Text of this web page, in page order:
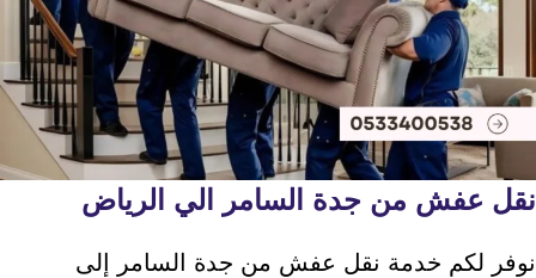
نقل عفش من جدة السامر الي الرياض
نوفر لكم خدمة نقل عفش من جدة السامر إلى